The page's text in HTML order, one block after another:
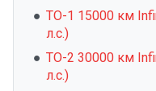
ТО-1 15000 км
л.с.)
ТО-2 30000 км
л.с.)